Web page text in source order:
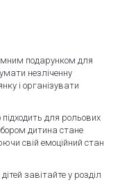
подарунком для
незліченну
і організувати
для рольових
дитина стане
свій емоційний стан
завітайте у розділ